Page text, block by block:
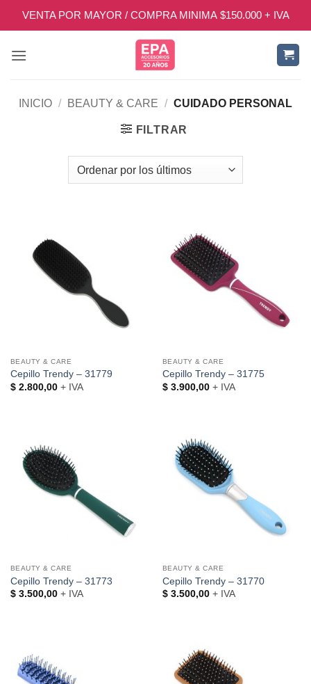
VENTA POR MAYOR / COMPRA MINIMA $150.000 + IVA
INICIO / BEAUTY & CARE / CUIDADO PERSONAL
FILTRAR
BEAUTY & CARE
Cepillo Trendy – 31779
$2.800,00+ IVA
BEAUTY & CARE
Cepillo Trendy – 31775
$3.900,00+ IVA
BEAUTY & CARE
Cepillo Trendy – 31773
$3.500,00+ IVA
BEAUTY & CARE
Cepillo Trendy – 31770
$3.500,00+ IVA